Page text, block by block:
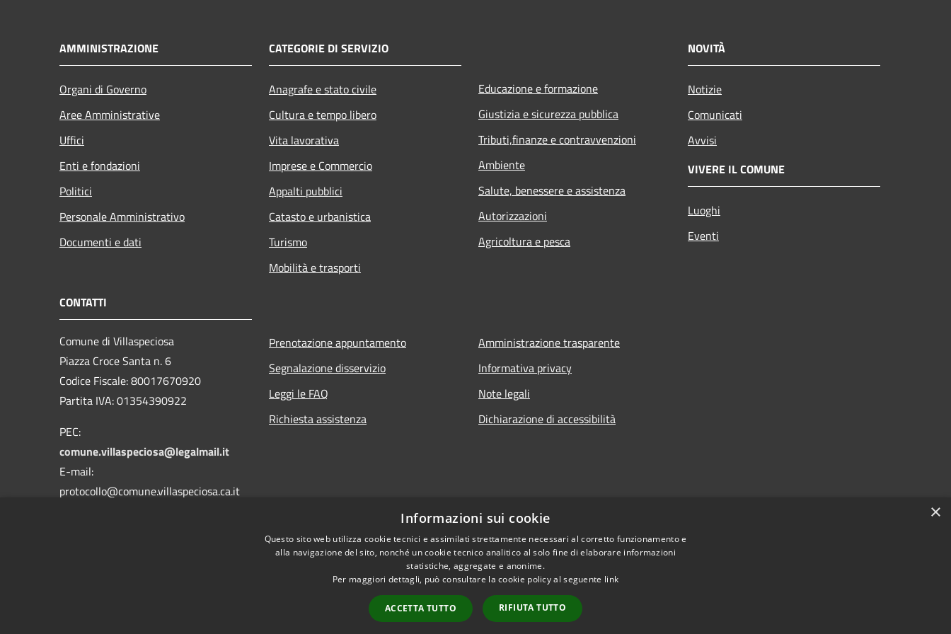
AMMINISTRAZIONE
Organi di Governo
Aree Amministrative
Uffici
Enti e fondazioni
Politici
Personale Amministrativo
Documenti e dati
CATEGORIE DI SERVIZIO
Anagrafe e stato civile
Cultura e tempo libero
Vita lavorativa
Imprese e Commercio
Appalti pubblici
Catasto e urbanistica
Turismo
Mobilità e trasporti
Educazione e formazione
Giustizia e sicurezza pubblica
Tributi,finanze e contravvenzioni
Ambiente
Salute, benessere e assistenza
Autorizzazioni
Agricoltura e pesca
NOVITÀ
Notizie
Comunicati
Avvisi
VIVERE IL COMUNE
Luoghi
Eventi
CONTATTI
Comune di Villaspeciosa
Piazza Croce Santa n. 6
Codice Fiscale: 80017670920
Partita IVA: 01354390922
PEC:
comune.villaspeciosa@legalmail.it
E-mail:
protocollo@comune.villaspeciosa.ca.it
Prenotazione appuntamento
Segnalazione disservizio
Leggi le FAQ
Richiesta assistenza
Amministrazione trasparente
Informativa privacy
Note legali
Dichiarazione di accessibilità
Intranet Copyright © 2026 • Comune di Villaspeciosa • Powered by
×
Informazioni sui cookie
Questo sito web utilizza cookie tecnici e assimilati strettamente necessari al corretto funzionamento e
alla navigazione del sito, nonché un cookie tecnico analitico al solo fine di elaborare informazioni
statistiche, aggregate e anonime.
Per maggiori dettagli, può consultare la cookie policy al seguente link
ACCETTA TUTTO RIFIUTA TUTTO